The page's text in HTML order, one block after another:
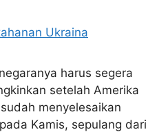
harus segera
setelah Amerika
menyelesaikan
Kamis, sepulang dari